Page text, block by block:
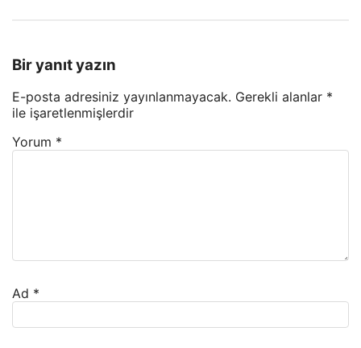
Bir yanıt yazın
E-posta adresiniz yayınlanmayacak. Gerekli alanlar *
ile işaretlenmişlerdir
Yorum *
Ad *